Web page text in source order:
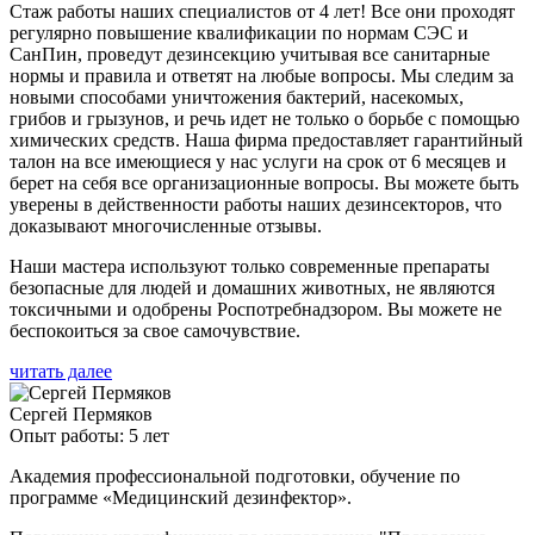
Стаж работы наших специалистов от 4 лет! Все они проходят
регулярно повышение квалификации по нормам СЭС и
СанПин, проведут дезинсекцию учитывая все санитарные
нормы и правила и ответят на любые вопросы. Мы следим за
новыми способами уничтожения бактерий, насекомых,
грибов и грызунов, и речь идет не только о борьбе с помощью
химических средств. Наша фирма предоставляет гарантийный
талон на все имеющиеся у нас услуги на срок от 6 месяцев и
берет на себя все организационные вопросы. Вы можете быть
уверены в действенности работы наших дезинсекторов, что
доказывают многочисленные отзывы.
Наши мастера используют только современные препараты
безопасные для людей и домашних животных, не являются
токсичными и одобрены Роспотребнадзором. Вы можете не
беспокоиться за свое самочувствие.
читать далее
Сергей Пермяков
Опыт работы: 5 лет
Академия профессиональной подготовки, обучение по
программе «Медицинский дезинфектор».